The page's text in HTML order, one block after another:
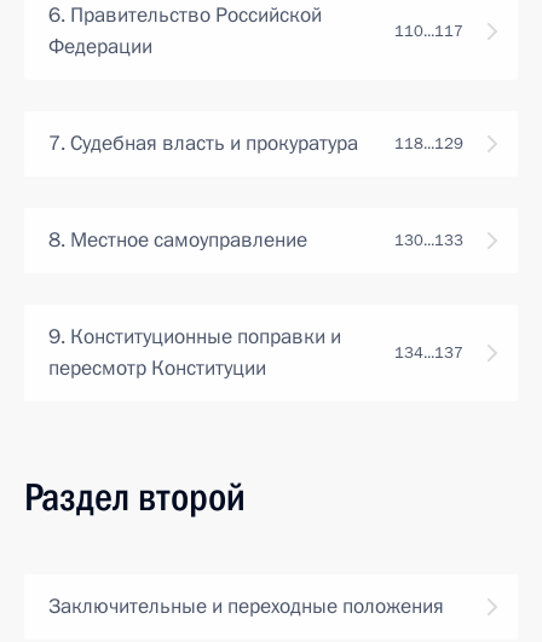
6. Правительство Российской
Федерации
110...117
7. Судебная власть и прокуратура 118...129
8. Местное самоуправление 130...133
9. Конституционные поправки и
пересмотр Конституции
134...137
Раздел второй
Заключительные и переходные положения